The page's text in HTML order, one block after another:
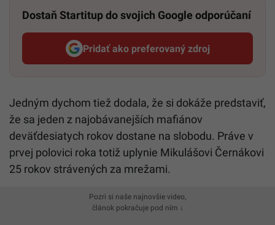
Dostaň Startitup do svojich Google odporúčaní
Pridať ako preferovaný zdroj
Startitup, odkaz sa otvorí v
Jedným dychom tiež dodala, že si dokáže predstaviť,
že sa jeden z najobávanejších mafiánov
deväťdesiatych rokov dostane na slobodu. Práve v
prvej polovici roka totiž uplynie Mikulášovi Černákovi
25 rokov strávených za mrežami.
Pozri si naše najnovšie video,
článok pokračuje pod ním ↓